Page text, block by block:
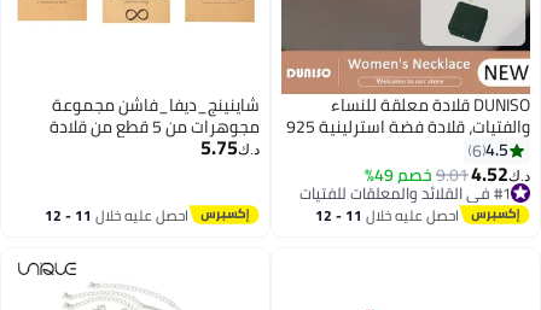
DUNISO قلادة معلقة للنساء
والفتيات، قلادة فضة استرلينية 925
مطلية بالذهب عيار 14، إكسسوارات
موضة عصرية مع طابع بسيط فريد،
إكسسوارات مجوهرات للملابس،
هدية مجوهرات لعيد ميلاد النساء
والفتيات أو الذكرى السنوية
4.5
6
د.ك‏4.52
9.01خصم 49%
#1 في القلائد والمعلقات للفتيات
#1 في القلائد والمعلقات للفتيات احصل عليه خلال 11 - 12
شاينينج_ديفا_فاشن مجموعة
مجوهرات من 5 قطع من قلادة
اللؤلؤ على شكل فراشة إنفينيتي
د.ك‏5.75
احصل عليه خلال 11 - 12